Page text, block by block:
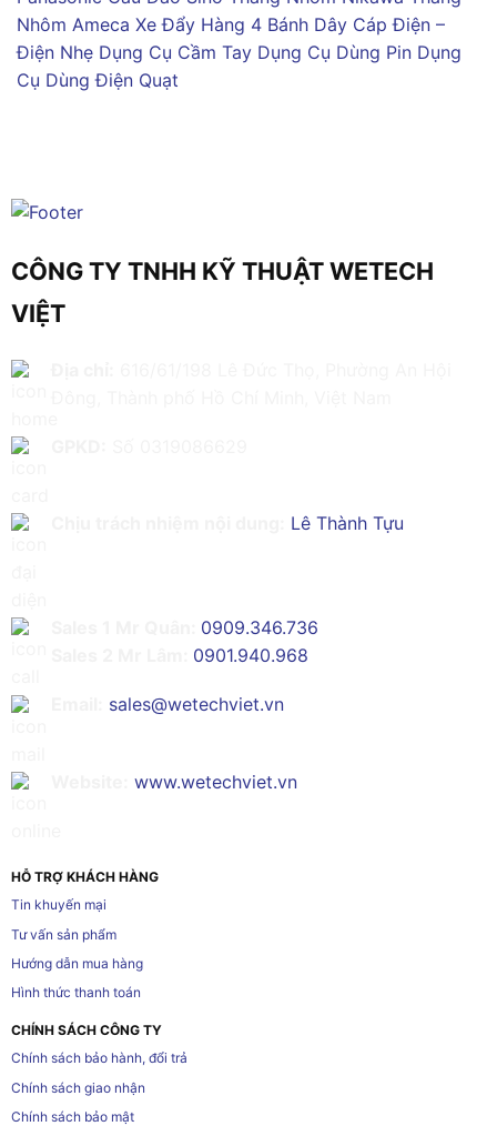
Nhôm Ameca Xe Đẩy Hàng 4 Bánh Dây Cáp Điện –
Điện Nhẹ Dụng Cụ Cầm Tay Dụng Cụ Dùng Pin Dụng
Cụ Dùng Điện Quạt
CÔNG TY TNHH KỸ THUẬT WETECH
VIỆT
Lê Thành Tựu
0909.346.736
0901.940.968
sales@wetechviet.vn
www.wetechviet.vn
HỖ TRỢ KHÁCH HÀNG
Tin khuyến mại
Tư vấn sản phẩm
Hướng dẫn mua hàng
Hình thức thanh toán
CHÍNH SÁCH CÔNG TY
Chính sách bảo hành, đổi trả
Chính sách giao nhận
Chính sách bảo mật